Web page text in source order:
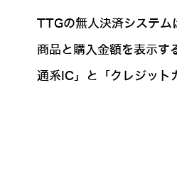
TTGの無人決済システム
商品と購入金額を表示す
通系IC」と「クレジット